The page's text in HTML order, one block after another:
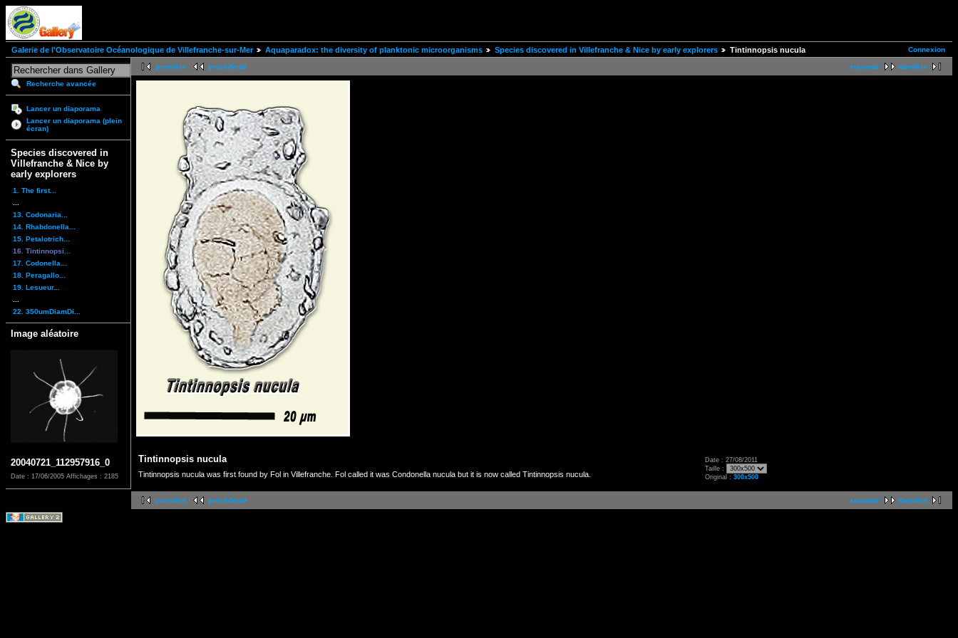
Connexion
Galerie de l'Observatoire Océanologique de Villefranche-sur-Mer Aquaparadox: the diversity of planktonic microorganisms Species discovered in Villefranche & Nice by early explorers Tintinnopsis nucula
Recherche avancée
Lancer un diaporama
Lancer un diaporama (plein
écran)
Species discovered in
Villefranche & Nice by
early explorers
1. The first...
13. Codonaria...
14. Rhabdonella...
15. Petalotrich...
16. Tintinnopsi...
17. Codonella...
18. Peragallo...
19. Lesueur...
22. 350umDiamDi...
Image aléatoire
20040721_112957916_0
Date : 17/06/2005 Affichages : 2185
suivante dernière
première précédente
Tintinnopsis nucula
Tintinnopsis nucula was first found by Fol in Villefranche. Fol called it was Condonella nucula but it is now called Tintinnopsis nucula.
Date : 27/08/2011
Taille :
Original : 300x500
suivante dernière
première précédente